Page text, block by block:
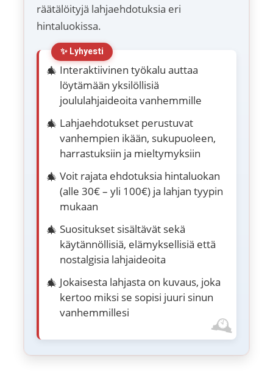
räätälöityjä lahjaehdotuksia eri
hintaluokissa.
Interaktiivinen työkalu auttaa
löytämään yksilöllisiä
joululahjaideoita vanhemmille
Lahjaehdotukset perustuvat
vanhempien ikään, sukupuoleen,
harrastuksiin ja mieltymyksiin
Voit rajata ehdotuksia hintaluokan
(alle 30€ – yli 100€) ja lahjan tyypin
mukaan
Suositukset sisältävät sekä
käytännöllisiä, elämyksellisiä että
nostalgisia lahjaideoita
Jokaisesta lahjasta on kuvaus, joka
kertoo miksi se sopisi juuri sinun
vanhemmillesi